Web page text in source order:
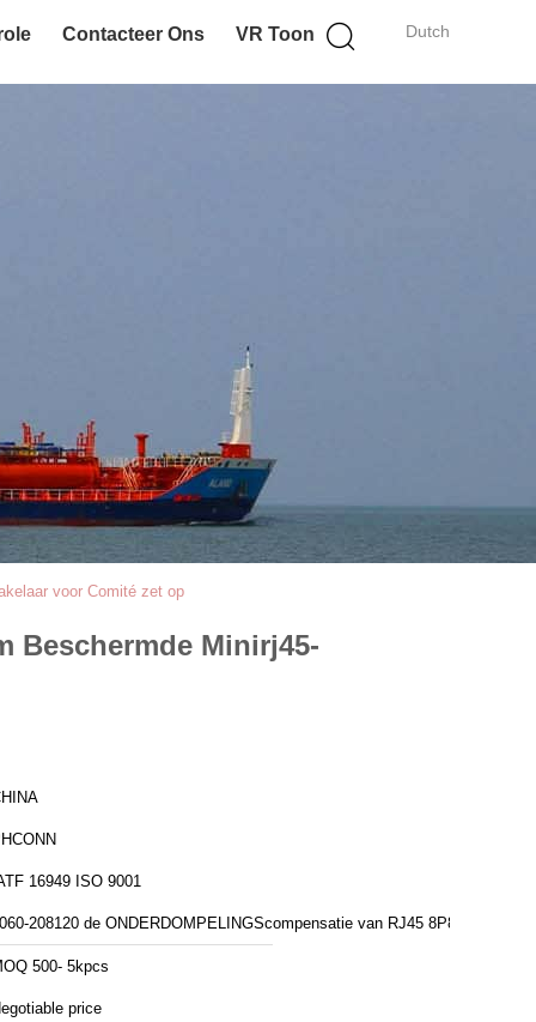
Dutch
Contacteer Ons VR Toon
voor Comité zet op
Beschermde Minirj45-
IATF 16949 ISO 9001
208120 de ONDERDOMPELINGScompensatie van RJ45 8P8C
500- 5kpcs
price